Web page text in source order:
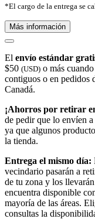
*El cargo de la entrega se
Más información
El envío estándar
$50 (USD) o más
contiguos o en pedidos
Canadá.
¡Ahorros por retirar
de pedir que lo envíen a
ya que algunos
la tienda.
Entrega el mismo día:
vecindario pasarán a
de tu zona y los
encuentra disponible
mayoría de las áreas.
consultas la